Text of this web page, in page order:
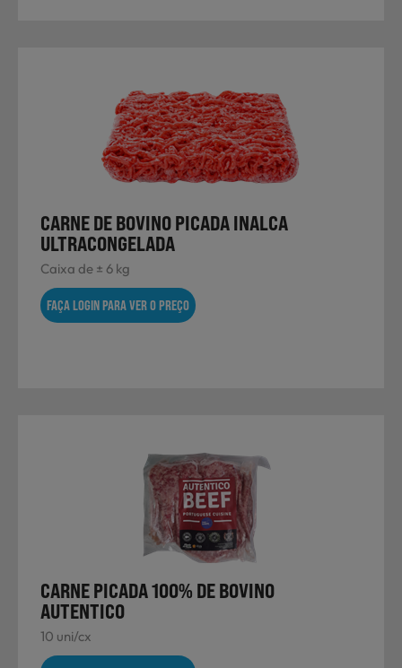
CARNE DE BOVINO PICADA INALCA
ULTRACONGELADA
Caixa de ± 6 kg
FAÇA LOGIN PARA VER O PREÇO
CARNE PICADA 100% DE BOVINO
AUTENTICO
10 uni/cx